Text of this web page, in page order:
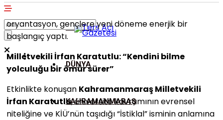
ASAYİŞ
DÜNYA
KAHRAMANMARAŞ
oryantasyon, gençlere yeni döneme enerjik bir
başlangıç yaptı.
Milletvekili İrfan Karatutlu: “Kendini bilme
yolculuğu bir ömür sürer”
Etkinlikte konuşan Kahramanmaraş Milletvekili
İrfan Karatutlu, üniversite kavramının evrensel
niteliğine ve KİÜ’nün taşıdığı “İstiklal” isminin anlamına